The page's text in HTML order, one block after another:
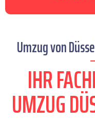
Umzug von
IHR
UMZUG